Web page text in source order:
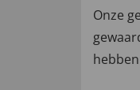
Onze